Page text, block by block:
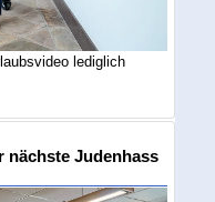
lediglich
nächste Judenhass